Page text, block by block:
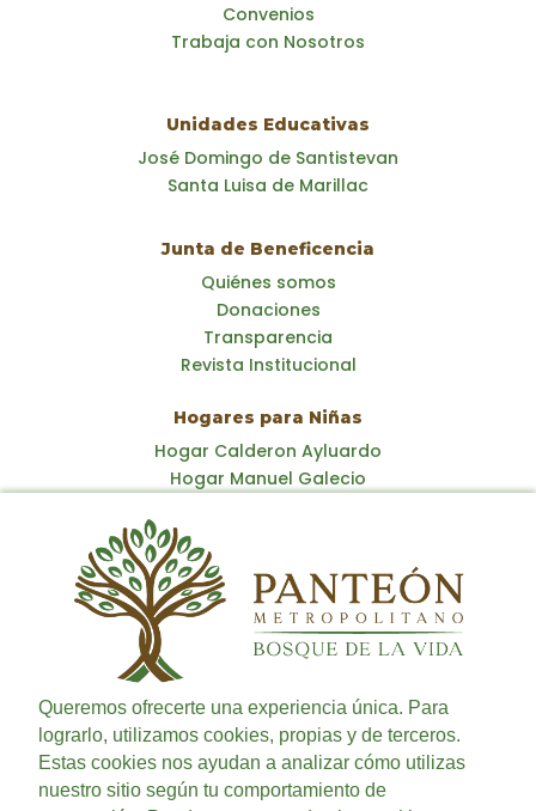
Convenios
Trabaja con Nosotros
Unidades Educativas
José Domingo de Santistevan
Santa Luisa de Marillac
Junta de Beneficencia
Quiénes somos
Donaciones
Transparencia
Revista Institucional
Hogares para Niñas
Hogar Calderon Ayluardo
Hogar Manuel Galecio
Hogares para Adultos Mayores
Hogar del Corazón de Jesús
Cementerios
Cementerio General
Panteón Metropolitano
Previsión Exequial
Previex
Queremos ofrecerte una experiencia única. Para
lograrlo, utilizamos cookies, propias y de terceros.
Estas cookies nos ayudan a analizar cómo utilizas
nuestro sitio según tu comportamiento de